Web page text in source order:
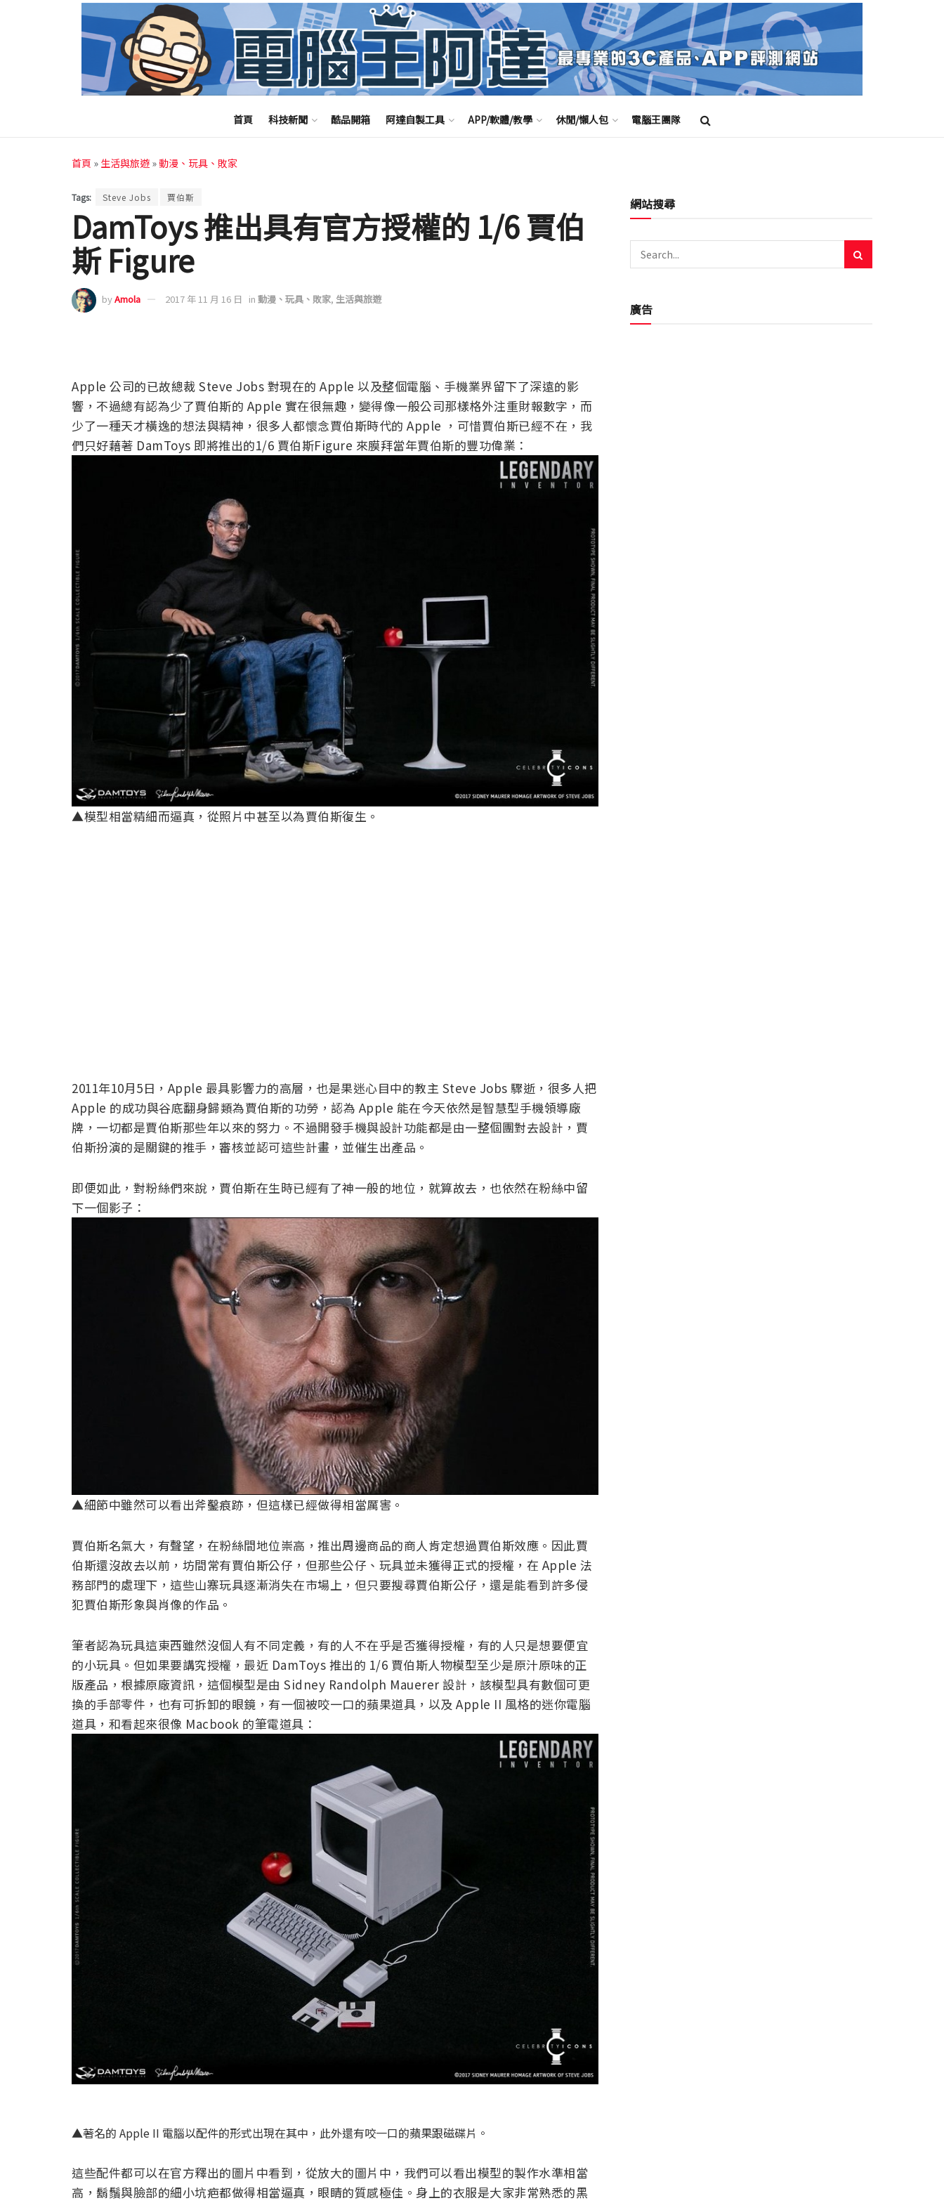
首頁 科技新聞 酷品開箱 阿達自製工具 APP/軟體/教學 休閒/懶人包 電腦王團隊
首頁 » 生活與旅遊 » 動漫、玩具、敗家
Tags: Steve Jobs 賈伯斯
DamToys 推出具有官方授權的 1/6 賈伯
斯 Figure
byAmola 2017 年 11 月 16 日 in 動漫、玩具、敗家, 生活與旅遊
Apple 公司的已故總裁 Steve Jobs 對現在的 Apple 以及整個電腦、手機業界留下了深遠的影
響，不過總有認為少了賈伯斯的 Apple 實在很無趣，變得像一般公司那樣格外注重財報數字，而
少了一種天才橫逸的想法與精神，很多人都懷念賈伯斯時代的 Apple ，可惜賈伯斯已經不在，我
們只好藉著 DamToys 即將推出的1/6 賈伯斯Figure 來膜拜當年賈伯斯的豐功偉業：
▲模型相當精細而逼真，從照片中甚至以為賈伯斯復生。
2011年10月5日，Apple 最具影響力的高層，也是果迷心目中的教主 Steve Jobs 驟逝，很多人把
Apple 的成功與谷底翻身歸類為賈伯斯的功勞，認為 Apple 能在今天依然是智慧型手機領導廠
牌，一切都是賈伯斯那些年以來的努力。不過開發手機與設計功能都是由一整個團對去設計，賈
伯斯扮演的是關鍵的推手，審核並認可這些計畫，並催生出產品。
即便如此，對粉絲們來說，賈伯斯在生時已經有了神一般的地位，就算故去，也依然在粉絲中留
下一個影子：
▲細節中雖然可以看出斧鑿痕跡，但這樣已經做得相當厲害。
賈伯斯名氣大，有聲望，在粉絲間地位崇高，推出周邊商品的商人肯定想過賈伯斯效應。因此賈
伯斯還沒故去以前，坊間常有賈伯斯公仔，但那些公仔、玩具並未獲得正式的授權，在 Apple 法
務部門的處理下，這些山寨玩具逐漸消失在市場上，但只要搜尋賈伯斯公仔，還是能看到許多侵
犯賈伯斯形象與肖像的作品。
筆者認為玩具這東西雖然沒個人有不同定義，有的人不在乎是否獲得授權，有的人只是想要便宜
的小玩具。但如果要講究授權，最近 DamToys 推出的 1/6 賈伯斯人物模型至少是原汁原味的正
版產品，根據原廠資訊，這個模型是由 Sidney Randolph Mauerer 設計，該模型具有數個可更
換的手部零件，也有可拆卸的眼鏡，有一個被咬一口的蘋果道具，以及 Apple II 風格的迷你電腦
道具，和看起來很像 Macbook 的筆電道具：
▲著名的 Apple II 電腦以配件的形式出現在其中，此外還有咬一口的蘋果跟磁碟片。
這些配件都可以在官方釋出的圖片中看到，從放大的圖片中，我們可以看出模型的製作水準相當
高，鬍鬚與臉部的細小坑疤都做得相當逼真，眼睛的質感極佳。身上的衣服是大家非常熟悉的黑
網站搜尋
廣告